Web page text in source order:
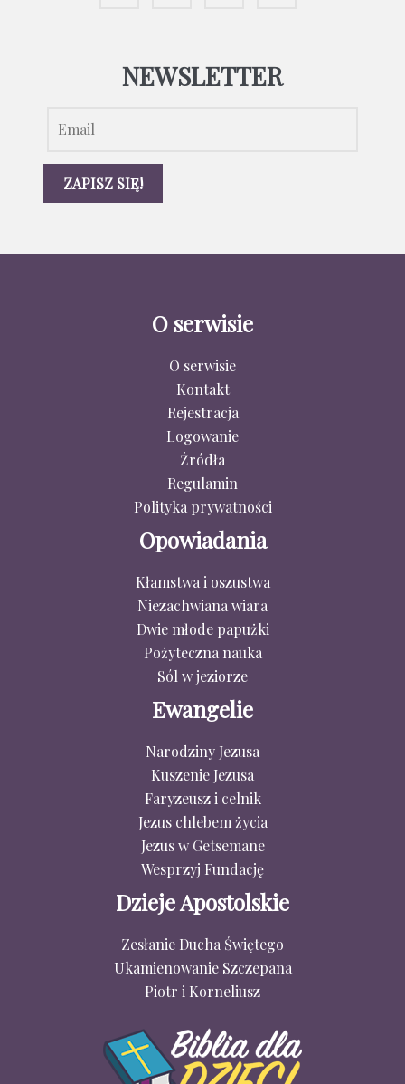
NEWSLETTER
O serwisie
O serwisie
Kontakt
Rejestracja
Logowanie
Źródła
Regulamin
Polityka prywatności
Opowiadania
Kłamstwa i oszustwa
Niezachwiana wiara
Dwie młode papużki
Pożyteczna nauka
Sól w jeziorze
Ewangelie
Narodziny Jezusa
Kuszenie Jezusa
Faryzeusz i celnik
Jezus chlebem życia
Jezus w Getsemane
Wesprzyj Fundację
Dzieje Apostolskie
Zesłanie Ducha Świętego
Ukamienowanie Szczepana
Piotr i Korneliusz